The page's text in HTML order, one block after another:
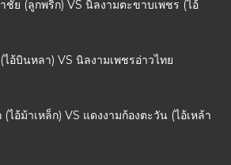
ย (ลูกพริก) VS นิลงามตะขาบเพชร (ไอ้
อ้บินหลา) VS นิลงามเพชรอ่าวไทย
อ้ม้าเหล็ก) VS แดงงามก้องตะวัน (ไอ้เหล้า